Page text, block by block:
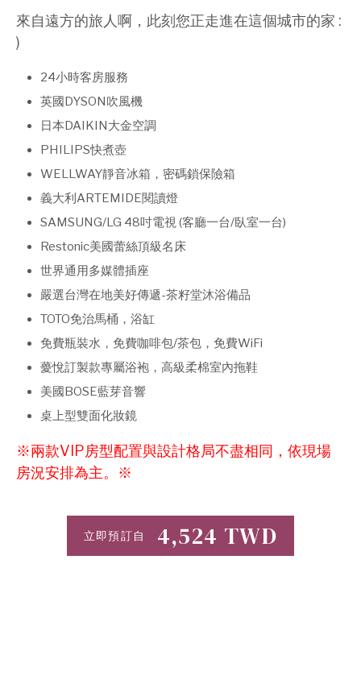
來自遠方的旅人啊，此刻您正走進在這個城市的家 :
)
24小時客房服務
英國DYSON吹風機
日本DAIKIN大金空調
PHILIPS快煮壺
WELLWAY靜音冰箱，密碼鎖保險箱
義大利ARTEMIDE閱讀燈
SAMSUNG/LG 48吋電視 (客廳一台/臥室一台)
Restonic美國蕾絲頂級名床
世界通用多媒體插座
嚴選台灣在地美好傳遞-茶籽堂沐浴備品
TOTO免治馬桶，浴缸
免費瓶裝水，免費咖啡包/茶包，免費WiFi
薆悅訂製款專屬浴袍，高級柔棉室內拖鞋
美國BOSE藍芽音響
桌上型雙面化妝鏡
※兩款VIP房型配置與設計格局不盡相同，依現場
房況安排為主。※
立即預訂自 4,524 TWD